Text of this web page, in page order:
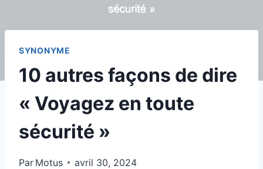
SYNONYME
10 autres façons de dire
« Voyagez en toute
sécurité »
Par Motus avril 30, 2024